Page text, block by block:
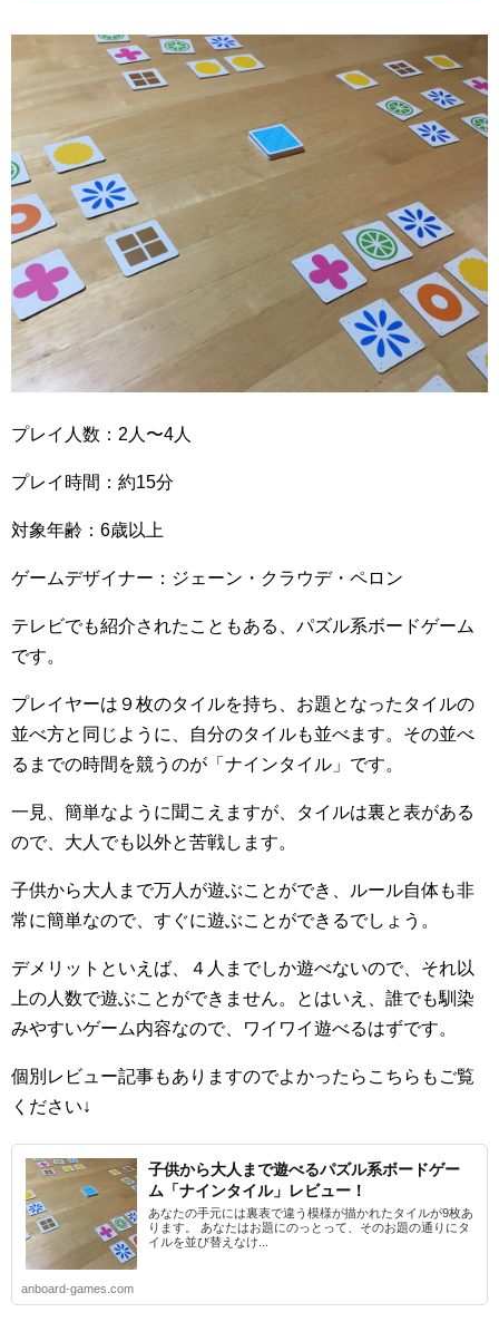
プレイ人数：2人〜4人
プレイ時間：約15分
対象年齢：6歳以上
ゲームデザイナー：ジェーン・クラウデ・ペロン
テレビでも紹介されたこともある、パズル系ボードゲーム
です。
プレイヤーは９枚のタイルを持ち、お題となったタイルの
並べ方と同じように、自分のタイルも並べます。その並べ
るまでの時間を競うのが「ナインタイル」です。
一見、簡単なように聞こえますが、タイルは裏と表がある
ので、大人でも以外と苦戦します。
子供から大人まで万人が遊ぶことができ、ルール自体も非
常に簡単なので、すぐに遊ぶことができるでしょう。
デメリットといえば、４人までしか遊べないので、それ以
上の人数で遊ぶことができません。とはいえ、誰でも馴染
みやすいゲーム内容なので、ワイワイ遊べるはずです。
個別レビュー記事もありますのでよかったらこちらもご覧
ください↓
子供から大人まで遊べるパズル系ボードゲー
ム「ナインタイル」レビュー！
あなたの手元には裏表で違う模様が描かれたタイルが9枚あ
ります。 あなたはお題にのっとって、そのお題の通りにタ
イルを並び替えなけ...
anboard-games.com